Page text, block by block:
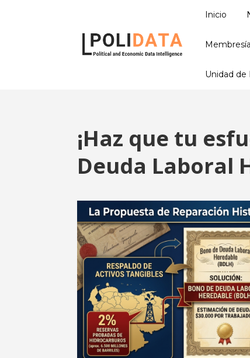
Inicio
Unidad de
¡Haz que tu
Deuda Laboral